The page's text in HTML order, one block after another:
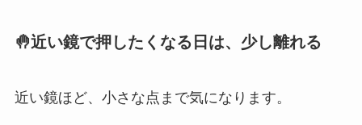
🤚近い鏡で押したくなる日は、少し離れる
近い鏡ほど、小さな点まで気になります。